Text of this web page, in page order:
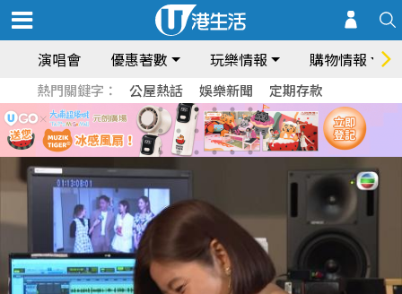
演唱會 優惠著數 玩樂情報 購物情報
熱門關鍵字： 公屋熱話 娛樂新聞 定期存款